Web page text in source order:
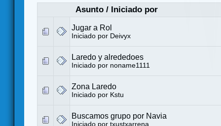
Asunto/ Iniciado por
Jugar a Rol
Iniciado por Deivyx
Laredo y alrededoes
Iniciado por noname1111
Zona Laredo
Iniciado por Kstu
Buscamos grupo por Navia
Iniciado por txustxarrena